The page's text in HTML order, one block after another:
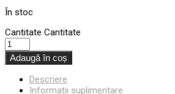
În stoc
Cantitate Cantitate
Adaugă în coș
Descriere
Informații suplimentare